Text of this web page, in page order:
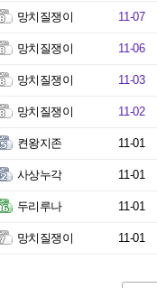
망치질쟁이 11-07
망치질쟁이 11-06
망치질쟁이 11-03
망치질쟁이 11-02
켠왕지존 11-01
사상누각 11-01
두리루나 11-01
망치질쟁이 11-01